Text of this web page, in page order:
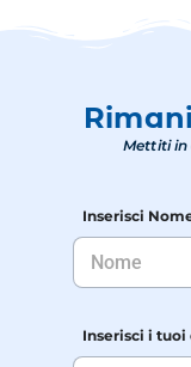
Mettiti in
Inserisci
Inserisci i